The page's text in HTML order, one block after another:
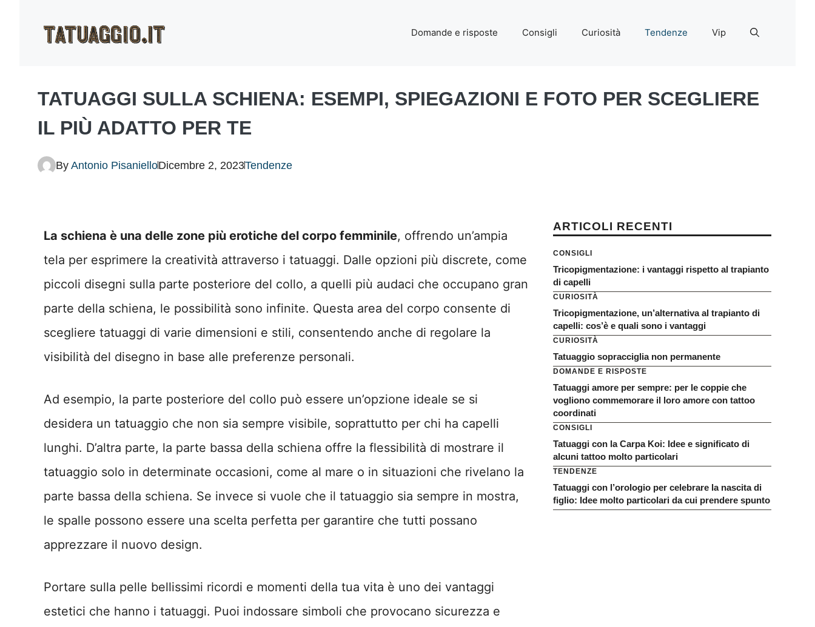
Domande e risposte Consigli Curiosità Tendenze Vip
TATUAGGI SULLA SCHIENA: ESEMPI, SPIEGAZIONI E FOTO PER SCEGLIERE
IL PIÙ ADATTO PER TE
By Antonio PisanielloDicembre 2, 2023Tendenze
La schiena è una delle zone più erotiche del corpo femminile, offrendo un’ampia
tela per esprimere la creatività attraverso i tatuaggi. Dalle opzioni più discrete, come
piccoli disegni sulla parte posteriore del collo, a quelli più audaci che occupano gran
parte della schiena, le possibilità sono infinite. Questa area del corpo consente di
scegliere tatuaggi di varie dimensioni e stili, consentendo anche di regolare la
visibilità del disegno in base alle preferenze personali.
Ad esempio, la parte posteriore del collo può essere un’opzione ideale se si
desidera un tatuaggio che non sia sempre visibile, soprattutto per chi ha capelli
lunghi. D’altra parte, la parte bassa della schiena offre la flessibilità di mostrare il
tatuaggio solo in determinate occasioni, come al mare o in situazioni che rivelano la
parte bassa della schiena. Se invece si vuole che il tatuaggio sia sempre in mostra,
le spalle possono essere una scelta perfetta per garantire che tutti possano
apprezzare il nuovo design.
Portare sulla pelle bellissimi ricordi e momenti della tua vita è uno dei vantaggi
estetici che hanno i tatuaggi. Puoi indossare simboli che provocano sicurezza e
ARTICOLI RECENTI
CONSIGLI
Tricopigmentazione: i vantaggi rispetto al trapianto
di capelli
CURIOSITÀ
Tricopigmentazione, un’alternativa al trapianto di
capelli: cos’è e quali sono i vantaggi
CURIOSITÀ
Tatuaggio sopracciglia non permanente
DOMANDE E RISPOSTE
Tatuaggi amore per sempre: per le coppie che
vogliono commemorare il loro amore con tattoo
coordinati
CONSIGLI
Tatuaggi con la Carpa Koi: Idee e significato di
alcuni tattoo molto particolari
TENDENZE
Tatuaggi con l’orologio per celebrare la nascita di
figlio: Idee molto particolari da cui prendere spunto